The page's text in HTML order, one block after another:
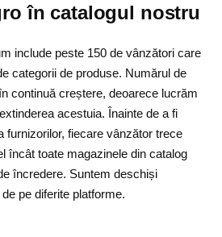
în catalogul nostru
include peste 150 de vânzători care
categorii de produse. Numărul de
continuă creștere, deoarece lucrăm
acestuia. Înainte de a fi
furnizorilor, fiecare vânzător trece
încât toate magazinele din catalog
încredere. Suntem deschiși
pe diferite platforme.